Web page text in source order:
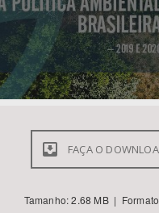
FAÇA O
Tamanho: 2.68 MB |